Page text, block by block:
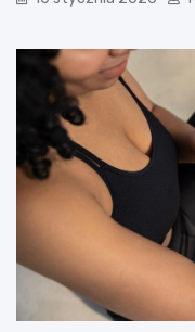
b
ć
m
m
n
u
i